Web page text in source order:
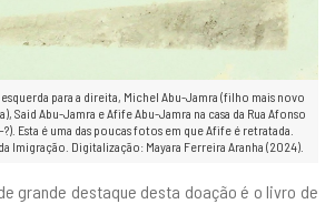
para a direita, Michel Abu-Jamra (filho mais novo
Said Abu-Jamra e Afife Abu-Jamra na casa da Rua Afonso
?). Esta é uma das poucas fotos em que Afife é retratada.
Imigração. Digitalização: Mayara Ferreira Aranha (2024).
grande destaque desta doação é o livro de